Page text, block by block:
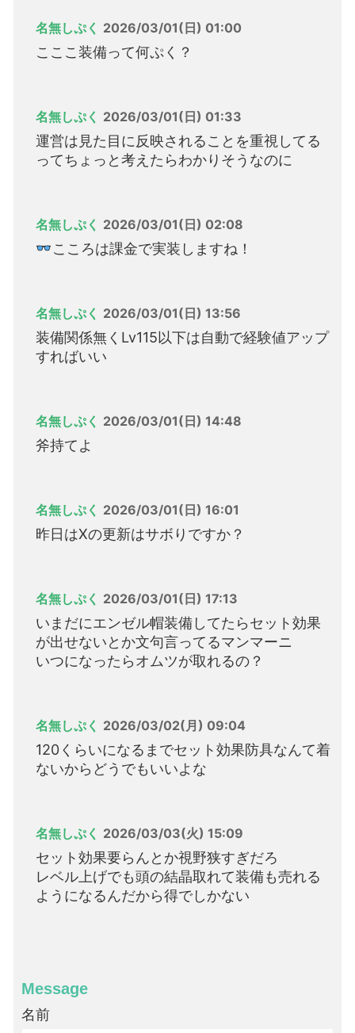
名無しぷく 2026/03/01(日) 01:00
こここ装備って何ぷく？
名無しぷく 2026/03/01(日) 01:33
運営は見た目に反映されることを重視してる
ってちょっと考えたらわかりそうなのに
名無しぷく 2026/03/01(日) 02:08
こころは課金で実装しますね！
名無しぷく 2026/03/01(日) 13:56
装備関係無くLv115以下は自動で経験値アップ
すればいい
名無しぷく 2026/03/01(日) 14:48
斧持てよ
名無しぷく 2026/03/01(日) 16:01
昨日はXの更新はサボりですか？
名無しぷく 2026/03/01(日) 17:13
いまだにエンゼル帽装備してたらセット効果
が出せないとか文句言ってるマンマーニ
いつになったらオムツが取れるの？
名無しぷく 2026/03/02(月) 09:04
120くらいになるまでセット効果防具なんて着
ないからどうでもいいよな
名無しぷく 2026/03/03(火) 15:09
セット効果要らんとか視野狭すぎだろ
レベル上げでも頭の結晶取れて装備も売れる
ようになるんだから得でしかない
Message
名前